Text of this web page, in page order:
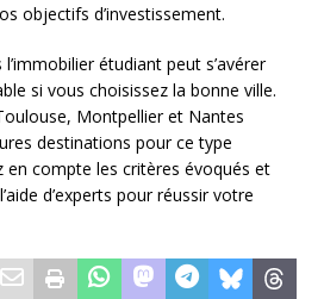
objectifs d’investissement.
étudiant peut s’avérer
si vous choisissez la bonne ville.
Montpellier et Nantes
destinations pour ce type
en compte les critères évoqués et
d’experts pour réussir votre